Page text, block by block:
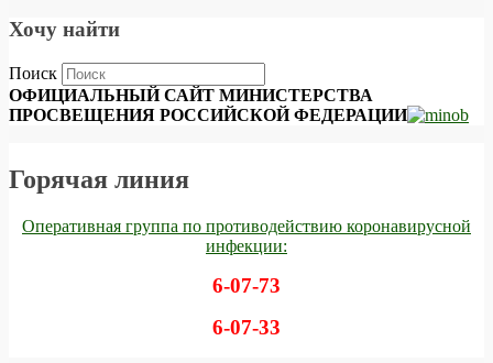
Хочу найти
Поиск
ОФИЦИАЛЬНЫЙ САЙТ МИНИСТЕРСТВА
ПРОСВЕЩЕНИЯ РОССИЙСКОЙ ФЕДЕРАЦИИ
Горячая линия
Оперативная группа по противодействию коронавирусной
инфекции:
6-07-73
6-07-33